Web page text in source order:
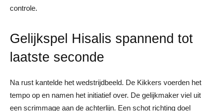
controle.
Gelijkspel Hisalis spannend tot
laatste seconde
Na rust kantelde het wedstrijdbeeld. De Kikkers voerden het
tempo op en namen het initiatief over. De gelijkmaker viel uit
een scrimmage aan de achterlijn. Een schot richting doel